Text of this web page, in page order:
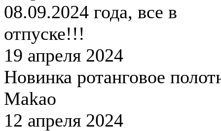
08.09.2024 года, все в
отпуске!!!
19 апреля 2024
Новинка ротанговое
Makao
12 апреля 2024